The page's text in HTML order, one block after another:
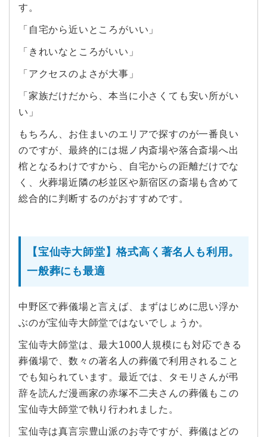
す。
「自宅から近いところがいい」
「きれいなところがいい」
「アクセスのよさが大事」
「家族だけだから、本当に小さくても安い所がい
い」
もちろん、お住まいのエリアで探すのが一番良い
のですが、最終的には堀ノ内斎場や落合斎場へ出
棺となるわけですから、自宅からの距離だけでな
く、火葬場近隣の杉並区や新宿区の斎場も含めて
総合的に判断するのがおすすめです。
【宝仙寺大師堂】格式高く著名人も利用。
一般葬にも最適
中野区で葬儀場と言えば、まずはじめに思い浮か
ぶのが宝仙寺大師堂ではないでしょうか。
宝仙寺大師堂は、最大1000人規模にも対応できる
葬儀場で、数々の著名人の葬儀で利用されること
でも知られています。最近では、タモリさんが弔
辞を読んだ漫画家の赤塚不二夫さんの葬儀もこの
宝仙寺大師堂で執り行われました。
宝仙寺は真言宗豊山派のお寺ですが、葬儀はどの